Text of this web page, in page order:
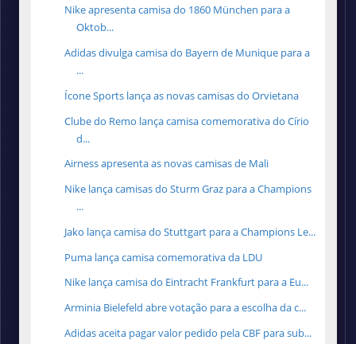
Nike apresenta camisa do 1860 München para a
Oktob...
Adidas divulga camisa do Bayern de Munique para a
...
Ícone Sports lança as novas camisas do Orvietana
Clube do Remo lança camisa comemorativa do Círio
d...
Airness apresenta as novas camisas de Mali
Nike lança camisas do Sturm Graz para a Champions
...
Jako lança camisa do Stuttgart para a Champions Le...
Puma lança camisa comemorativa da LDU
Nike lança camisa do Eintracht Frankfurt para a Eu...
Arminia Bielefeld abre votação para a escolha da c...
Adidas aceita pagar valor pedido pela CBF para sub...